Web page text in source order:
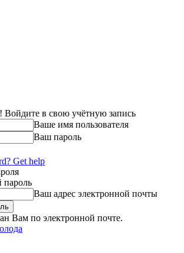
Войдите в свою учётную запись
Ваше имя пользователя
Ваш пароль
Get help
пароль
Ваш адрес электронной почты
Вам по электронной почте.